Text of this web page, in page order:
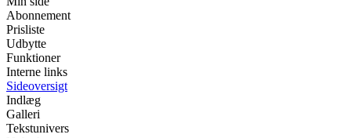
Abonnement
Prisliste
Udbytte
Funktioner
Interne links
Sideoversigt
Indlæg
Galleri
Tekstunivers